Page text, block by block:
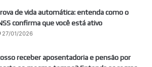
de vida automática: entenda como o
confirma que você está ativo
27/01/2026
receber aposentadoria e pensão por